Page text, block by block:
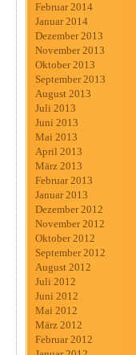
Februar 2014
Januar 2014
Dezember 2013
November 2013
Oktober 2013
September 2013
August 2013
Juli 2013
Juni 2013
Mai 2013
April 2013
März 2013
Februar 2013
Januar 2013
Dezember 2012
November 2012
Oktober 2012
September 2012
August 2012
Juli 2012
Juni 2012
Mai 2012
März 2012
Februar 2012